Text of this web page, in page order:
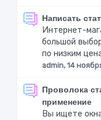
Написать
Интернет-
большой
по низким
admin, 14
Проволока
применение
Вы ищете